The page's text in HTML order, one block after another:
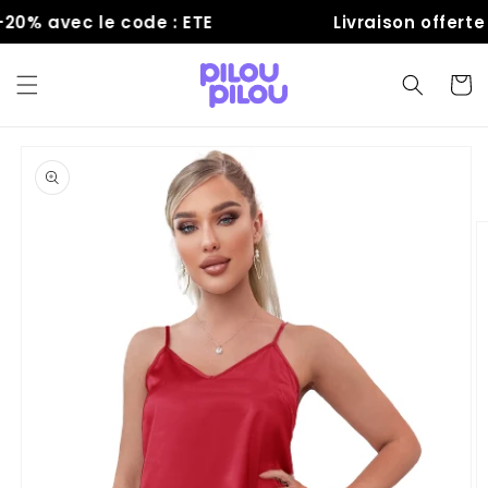
passer
au
avec le code : ETE Livraison offerte
Panier
informations
produits